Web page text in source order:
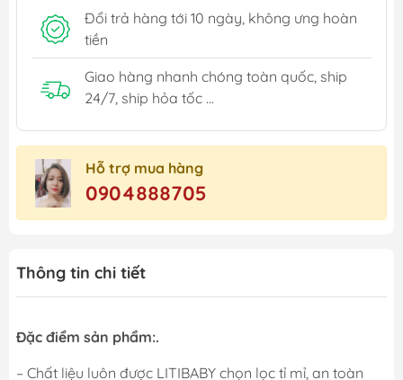
Đổi trả hàng tới 10 ngày, không ưng hoàn
tiền
Giao hàng nhanh chóng toàn quốc, ship
24/7, ship hỏa tốc ...
Hỗ trợ mua hàng
0904888705
Thông tin chi tiết
Đặc điểm sản phẩm:.
– Chất liệu luôn được LITIBABY chọn lọc tỉ mỉ, an toàn